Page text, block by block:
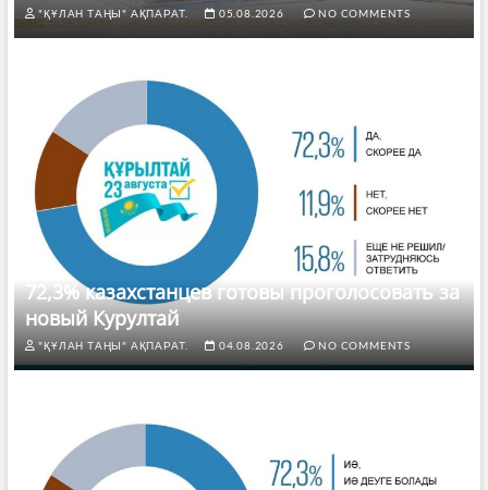
"ҚҰЛАН ТАҢЫ" АҚПАРАТ. 05.08.2026 NO COMMENTS
72,3% казахстанцев готовы проголосовать за
новый Курултай
"ҚҰЛАН ТАҢЫ" АҚПАРАТ. 04.08.2026 NO COMMENTS